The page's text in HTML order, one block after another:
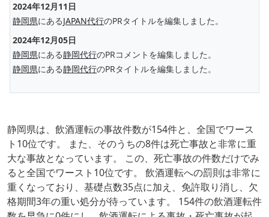
2024年12月11日
静岡県にあるJAPAN代行のPRタイトルを編集しました。
2024年12月05日
静岡県にある静岡代行のPRコメントを編集しました。
静岡県にある静岡代行のPRタイトルを編集しました。
静岡県は、飲酒運転の事故件数が154件と、全国でワース
ト10位です。 また、そのうちの8件は死亡事故と非常に重
大な事故となっています。 この、死亡事故の件数だけでみ
ると全国でワースト10位です。 飲酒運転への罰則は非常に
重くなっており、基礎点数35点に加え、免許取り消し、欠
格期間3年の重い処分が待っています。 154件の飲酒運転件